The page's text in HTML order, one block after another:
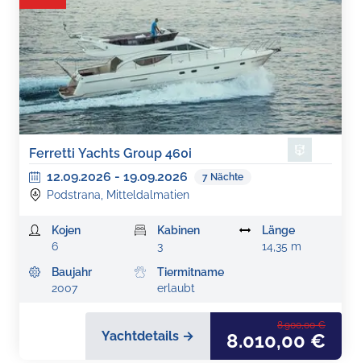
Ferretti Yachts Group 460i
12.09.2026 - 19.09.2026 7 Nächte
Podstrana, Mitteldalmatien
Kojen
6
Kabinen
3
Länge
14,35 m
Baujahr
2007
Tiermitname
erlaubt
Yachtdetails →
8.900,00 €
8.010,00 €